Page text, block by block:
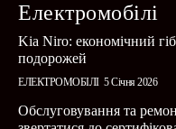
Електромобілі
Kia Niro: економічний
подорожей
ЕЛЕКТРОМОБІЛІ 5 Січня 2026
Обслуговування та